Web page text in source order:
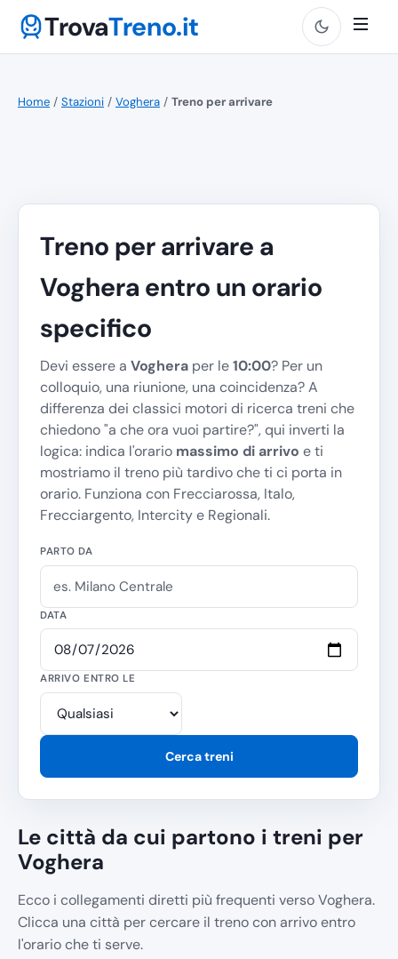
TrovaTreno.it
Home / Stazioni / Voghera / Treno per arrivare
Treno per arrivare a
Voghera entro un orario
specifico
Devi essere a Voghera per le10:00? Per un
colloquio, una riunione, una coincidenza? A
differenza dei classici motori di ricerca treni che
chiedono "a che ora vuoi partire?", qui inverti la
logica: indica l'orario massimo di arrivo e ti
mostriamo il treno più tardivo che ti ci porta in
orario. Funziona con Frecciarossa, Italo,
Frecciargento, Intercity e Regionali.
PARTO DA
DATA
ARRIVO ENTRO LE
Cerca treni
Le città da cui partono i treni per
Voghera
Ecco i collegamenti diretti più frequenti verso Voghera.
Clicca una città per cercare il treno con arrivo entro
l'orario che ti serve.